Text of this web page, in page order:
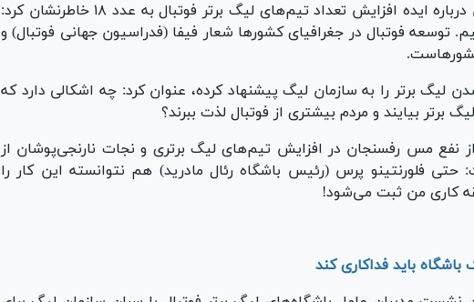
مدیرعامل باشگاه مس رفسنجان درباره ایده افزایش تعداد تیم‌های لیگ برتر فوتبال به عدد ۱۸ خاطرنشان کرد:
می‌کنیم. توسعه فوتبال در جغرافیای کشور‌ها شعار فیفا (فدراسیون جهانی فوتبال) و
اینکه ۱۸ تیمی شدن لیگ برتر را به سازمان لیگ پیشنهاد کرده، عنوان کرد: چه اشکالی دارد که
برتر بیایند و مردم بیشتری از فوتبال لذت ببرند؟
نفع مس رفسنجان در افزایش تیم‌های لیگ برتری و نجات نارنجی‌پوشان از
حتی فلورنتینو پرس (رئیس باشگاه رئال مادرید) هم نتوانسته این کار را
کاری من ثبت می‌شود!
باید فداکاری کند